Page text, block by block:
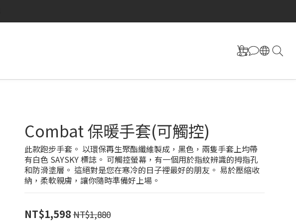
Combat 保暖手套(可觸控)
此款跑步手套。 以環保再生聚酯纖維製成，黑色，兩隻手套上均帶
有白色 SAYSKY 標誌。 可觸控螢幕，有一個用於指紋辨識的拇指孔
和防滑塗層。 這絕對是您在寒冷的日子裡最好的朋友。 易於壓縮收
納，柔軟親膚，讓你隨時準備好上場。
NT$1,598NT$1,880